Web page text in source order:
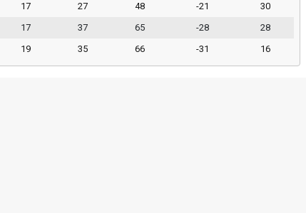
17 27 48 -21
30
17 37 65 -28
28
19 35 66 -31 16